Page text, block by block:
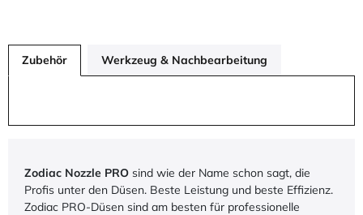
Zubehör Werkzeug & Nachbearbeitung
Zodiac Nozzle PRO sind wie der Name schon sagt, die
Profis unter den Düsen. Beste Leistung und beste Effizienz.
Zodiac PRO-Düsen sind am besten für professionelle